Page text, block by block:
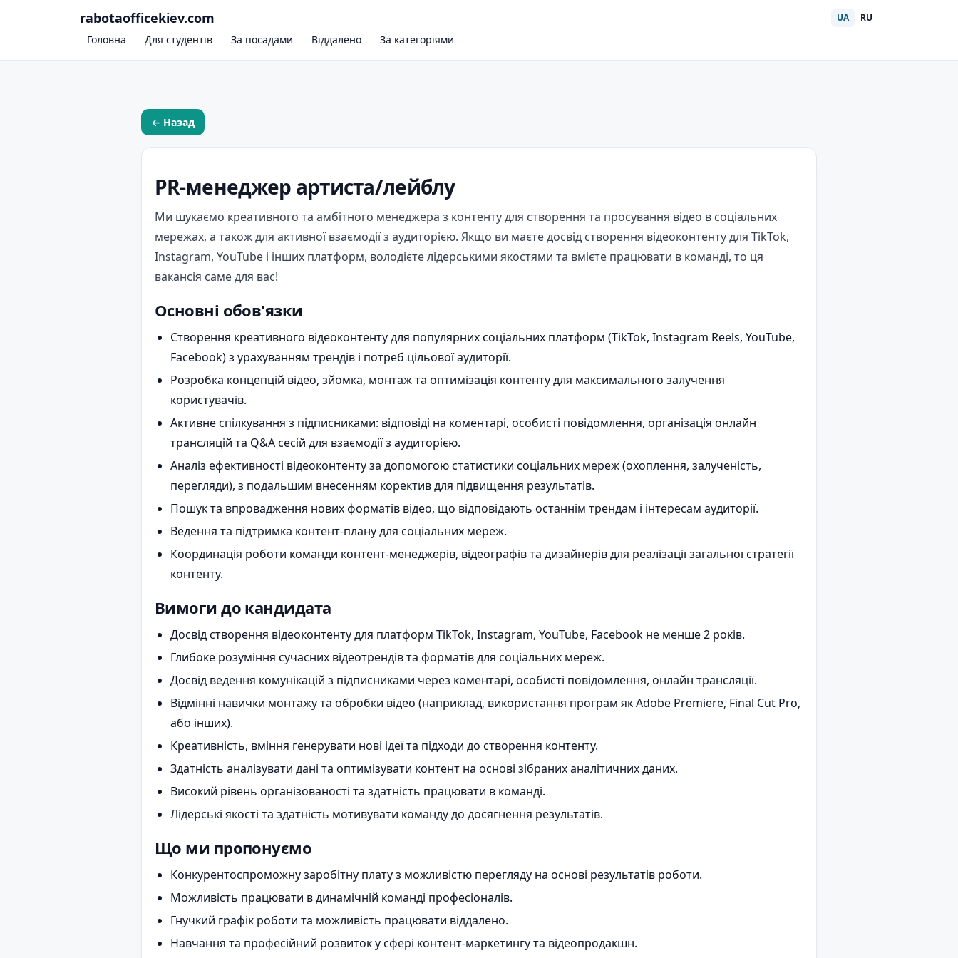
rabotaofficekiev.com
Головна Для студентів За посадами Віддалено За категоріями
UA RU
← Назад
PR-менеджер артиста/лейблу
Ми шукаємо креативного та амбітного менеджера з контенту для створення та просування відео в соціальних
мережах, а також для активної взаємодії з аудиторією. Якщо ви маєте досвід створення відеоконтенту для TikTok,
Instagram, YouTube і інших платформ, володієте лідерськими якостями та вмієте працювати в команді, то ця
вакансія саме для вас!
Основні обов'язки
Створення креативного відеоконтенту для популярних соціальних платформ (TikTok, Instagram Reels, YouTube,
Facebook) з урахуванням трендів і потреб цільової аудиторії.
Розробка концепцій відео, зйомка, монтаж та оптимізація контенту для максимального залучення
користувачів.
Активне спілкування з підписниками: відповіді на коментарі, особисті повідомлення, організація онлайн
трансляцій та Q&A сесій для взаємодії з аудиторією.
Аналіз ефективності відеоконтенту за допомогою статистики соціальних мереж (охоплення, залученість,
перегляди), з подальшим внесенням коректив для підвищення результатів.
Пошук та впровадження нових форматів відео, що відповідають останнім трендам і інтересам аудиторії.
Ведення та підтримка контент-плану для соціальних мереж.
Координація роботи команди контент-менеджерів, відеографів та дизайнерів для реалізації загальної стратегії
контенту.
Вимоги до кандидата
Досвід створення відеоконтенту для платформ TikTok, Instagram, YouTube, Facebook не менше 2 років.
Глибоке розуміння сучасних відеотрендів та форматів для соціальних мереж.
Досвід ведення комунікацій з підписниками через коментарі, особисті повідомлення, онлайн трансляції.
Відмінні навички монтажу та обробки відео (наприклад, використання програм як Adobe Premiere, Final Cut Pro,
або інших).
Креативність, вміння генерувати нові ідеї та підходи до створення контенту.
Здатність аналізувати дані та оптимізувати контент на основі зібраних аналітичних даних.
Високий рівень організованості та здатність працювати в команді.
Лідерські якості та здатність мотивувати команду до досягнення результатів.
Що ми пропонуємо
Конкурентоспроможну заробітну плату з можливістю перегляду на основі результатів роботи.
Можливість працювати в динамічній команді професіоналів.
Гнучкий графік роботи та можливість працювати віддалено.
Навчання та професійний розвиток у сфері контент-маркетингу та відеопродакшн.